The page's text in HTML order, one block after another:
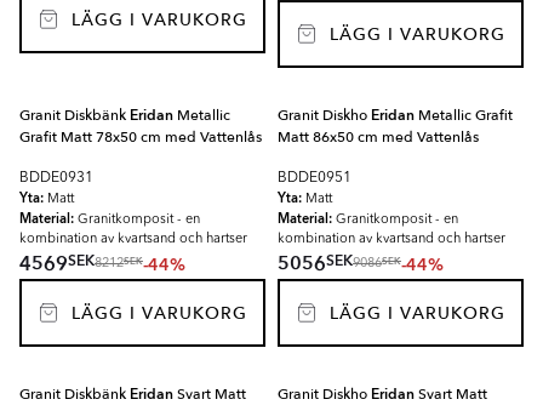
LÄGG I VARUKORG
LÄGG I VARUKORG
Granit Diskbänk Eridan Metallic
Grafit Matt 78x50 cm med Vattenlås
BDDE0931
Yta: Matt
Material: Granitkomposit - en
kombination av kvartsand och hartser
4569SEK8212SEK-44%
LÄGG I VARUKORG
Granit Diskho Eridan Metallic Grafit
Matt 86x50 cm med Vattenlås
BDDE0951
Yta: Matt
Material: Granitkomposit - en
kombination av kvartsand och hartser
5056SEK9086SEK-44%
LÄGG I VARUKORG
Granit Diskbänk EridanSvart Matt
Granit Diskho EridanSvart Matt